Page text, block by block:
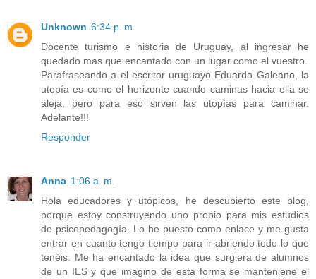
Unknown 6:34 p. m.
Docente turismo e historia de Uruguay, al ingresar he
quedado mas que encantado con un lugar como el vuestro.
Parafraseando a el escritor uruguayo Eduardo Galeano, la
utopía es como el horizonte cuando caminas hacia ella se
aleja, pero para eso sirven las utopías para caminar.
Adelante!!!
Responder
Anna 1:06 a. m.
Hola educadores y utópicos, he descubierto este blog,
porque estoy construyendo uno propio para mis estudios
de psicopedagogía. Lo he puesto como enlace y me gusta
entrar en cuanto tengo tiempo para ir abriendo todo lo que
tenéis. Me ha encantado la idea que surgiera de alumnos
de un IES y que imagino de esta forma se manteniene el